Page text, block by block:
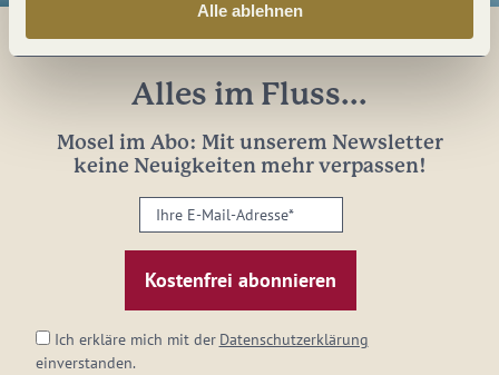
Alle ablehnen
Alles im Fluss...
Mosel im Abo: Mit unserem Newsletter
keine Neuigkeiten mehr verpassen!
Ihre
E-
Mail-
Adresse:
Ich erkläre mich mit der Datenschutzerklärung
einverstanden.